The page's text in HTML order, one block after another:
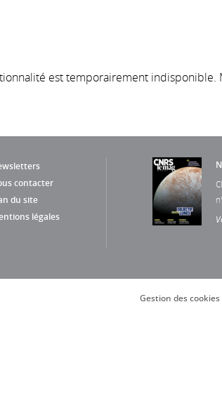
est temporairement indisponible.
contacter
du site
légales
Gestion des cookies